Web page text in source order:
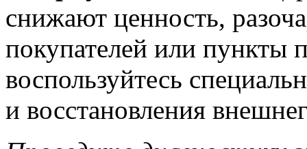
снижают ценность,
покупателей или пункты
воспользуйтесь
и восстановления